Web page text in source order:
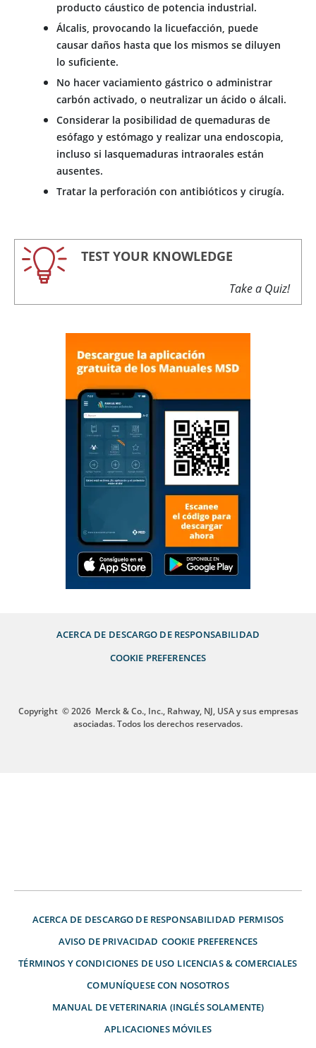
producto cáustico de potencia industrial.
Álcalis, provocando la licuefacción, puede
causar daños hasta que los mismos se diluyen
lo suficiente.
No hacer vaciamiento gástrico o administrar
carbón activado, o neutralizar un ácido o álcali.
Considerar la posibilidad de quemaduras de
esófago y estómago y realizar una endoscopia,
incluso si lasquemaduras intraorales están
ausentes.
Tratar la perforación con antibióticos y cirugía.
TEST YOUR KNOWLEDGE
Take a Quiz!
ACERCA DE DESCARGO DE RESPONSABILIDAD
COOKIE PREFERENCES
Copyright © 2026 Merck & Co., Inc., Rahway, NJ, USA y sus empresas
asociadas. Todos los derechos reservados.
ACERCA DE DESCARGO DE RESPONSABILIDAD PERMISOS
AVISO DE PRIVACIDAD COOKIE PREFERENCES
TÉRMINOS Y CONDICIONES DE USO LICENCIAS & COMERCIALES
COMUNÍQUESE CON NOSOTROS
MANUAL DE VETERINARIA (INGLÉS SOLAMENTE)
APLICACIONES MÓVILES